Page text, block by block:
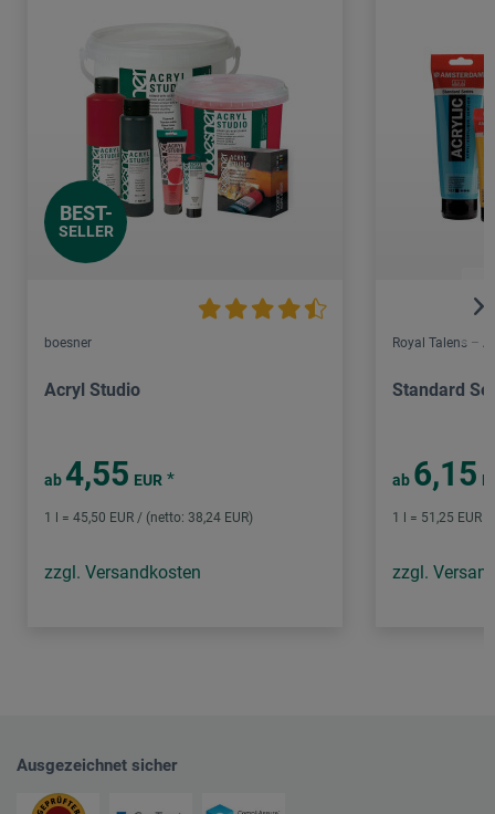
BEST-
SELLER
boesner
Acryl Studio
ab 4,55 EUR *
1 l = 45,50 EUR / (netto: 38,24 EUR)
zzgl. Versandkosten
Royal Talens –
Standard
ab 6,15
1 l = 51,25 EUR
zzgl.
Ausgezeichnet sicher